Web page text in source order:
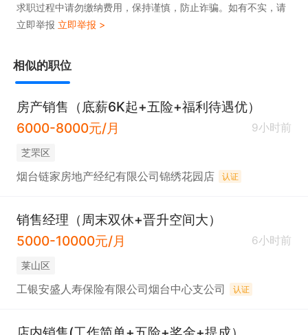
求职过程中请勿缴纳费用，保持谨慎，防止诈骗。如有不实，请
立即举报 立即举报 >
相似的职位
房产销售（底薪6K起+五险+福利待遇优）
6000-8000元/月
9小时前
芝罘区
烟台链家房地产经纪有限公司锦绣花园店 认证
销售经理（周末双休+晋升空间大）
5000-10000元/月
6小时前
莱山区
工银安盛人寿保险有限公司烟台中心支公司 认证